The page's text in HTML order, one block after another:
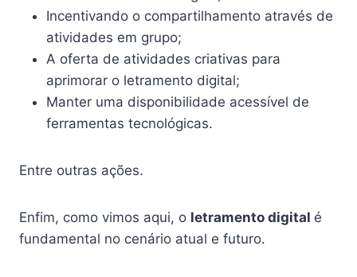
Incentivando o compartilhamento através de
atividades em grupo;
A oferta de atividades criativas para
aprimorar o letramento digital;
Manter uma disponibilidade acessível de
ferramentas tecnológicas.
Entre outras ações.
Enfim, como vimos aqui, o letramento digital é
fundamental no cenário atual e futuro.